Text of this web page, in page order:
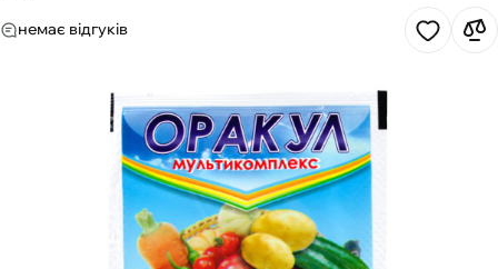
немає відгуків